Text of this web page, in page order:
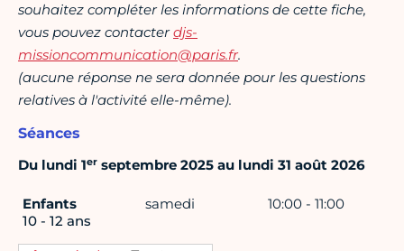
souhaitez compléter les informations de cette fiche,
vous pouvez contacterdjs-
missioncommunication@paris.fr.
(aucune réponse ne sera donnée pour les questions
relatives à l'activité elle-même).
Séances
Du lundi 1er septembre 2025 au lundi 31 août 2026
Enfants
10 - 12 ans
samedi 10:00 - 11:00